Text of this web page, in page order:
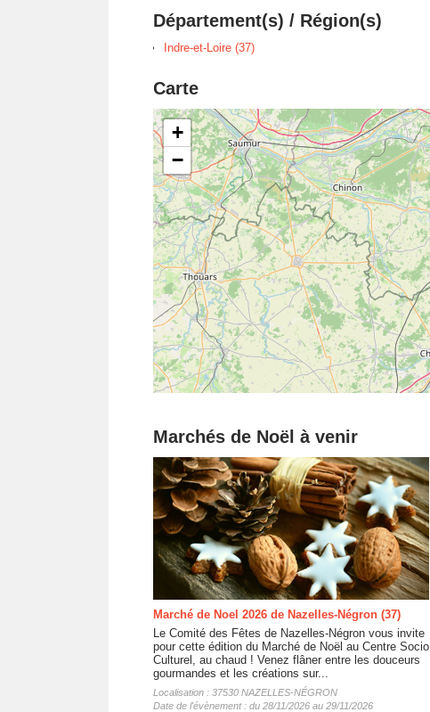
Département(s) / Région(s)
Indre-et-Loire (37)
Carte
+
−
Marchés de Noël à venir
Marché de Noel 2026 de Nazelles-Négron (37)
Le Comité des Fêtes de Nazelles-Négron vous invite
pour cette édition du Marché de Noël au Centre Socio
Culturel, au chaud ! Venez flâner entre les douceurs
gourmandes et les créations sur...
Localisation : 37530 NAZELLES-NÉGRON
Date de l'évènement : du 28/11/2026 au 29/11/2026